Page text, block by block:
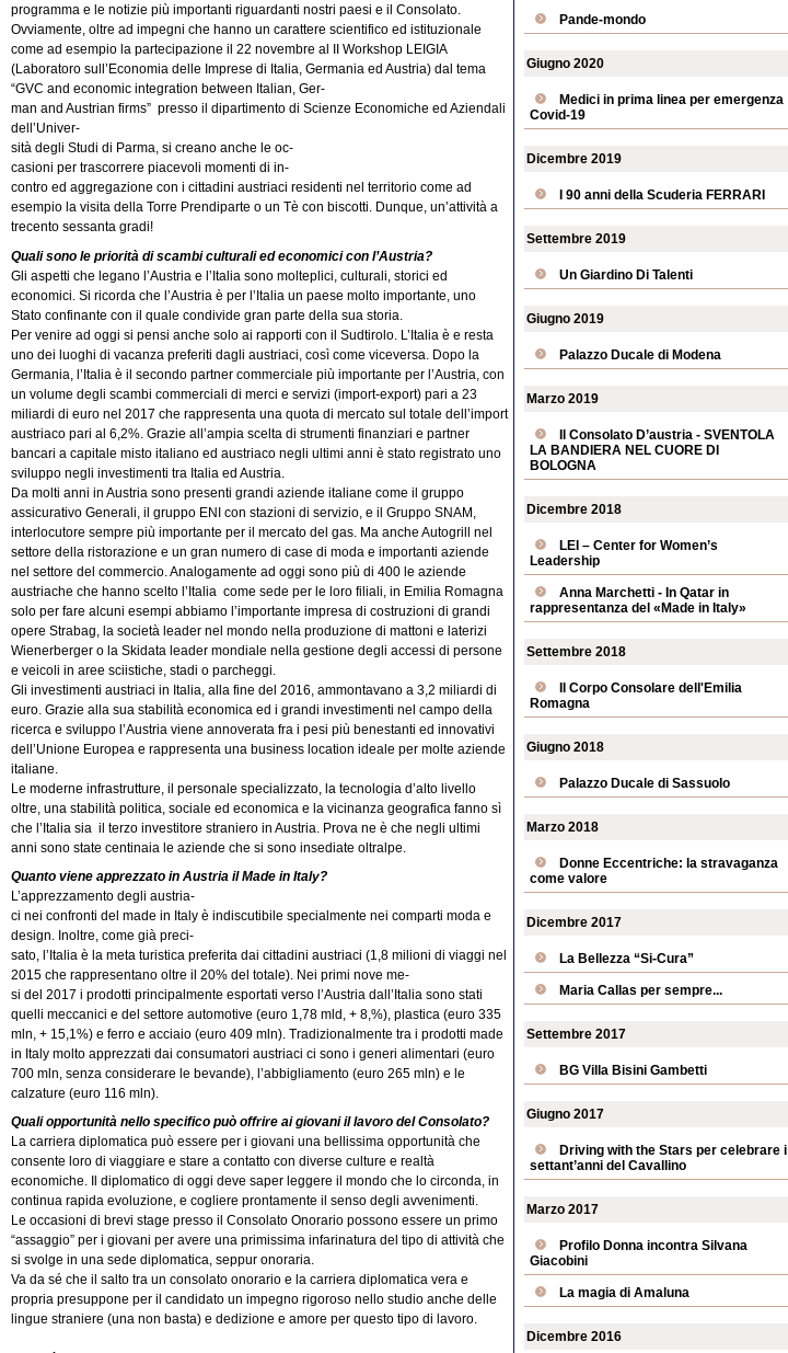
programma e le notizie più importanti riguardanti nostri paesi e il Consolato.
Ovviamente, oltre ad impegni che hanno un carattere scientifico ed istituzionale
come ad esempio la partecipazione il 22 novembre al II Workshop LEIGIA
(Laboratoro sull’Economia delle Imprese di Italia, Germania ed Austria) dal tema
“GVC and economic integration between Italian, Ger-
man and Austrian firms” presso il dipartimento di Scienze Economiche ed Aziendali
dell’Univer-
sità degli Studi di Parma, si creano anche le oc-
casioni per trascorrere piacevoli momenti di in-
contro ed aggregazione con i cittadini austriaci residenti nel territorio come ad
esempio la visita della Torre Prendiparte o un Tè con biscotti. Dunque, un’attività a
trecento sessanta gradi!
Quali sono le priorità di scambi culturali ed economici con l’Austria?
Gli aspetti che legano l’Austria e l’Italia sono molteplici, culturali, storici ed
economici. Si ricorda che l’Austria è per l’Italia un paese molto importante, uno
Stato confinante con il quale condivide gran parte della sua storia.
Per venire ad oggi si pensi anche solo ai rapporti con il Sudtirolo. L’Italia è e resta
uno dei luoghi di vacanza preferiti dagli austriaci, così come viceversa. Dopo la
Germania, l’Italia è il secondo partner commerciale più importante per l’Austria, con
un volume degli scambi commerciali di merci e servizi (import-export) pari a 23
miliardi di euro nel 2017 che rappresenta una quota di mercato sul totale dell’import
austriaco pari al 6,2%. Grazie all’ampia scelta di strumenti finanziari e partner
bancari a capitale misto italiano ed austriaco negli ultimi anni è stato registrato uno
sviluppo negli investimenti tra Italia ed Austria.
Da molti anni in Austria sono presenti grandi aziende italiane come il gruppo
assicurativo Generali, il gruppo ENI con stazioni di servizio, e il Gruppo SNAM,
interlocutore sempre più importante per il mercato del gas. Ma anche Autogrill nel
settore della ristorazione e un gran numero di case di moda e importanti aziende
nel settore del commercio. Analogamente ad oggi sono più di 400 le aziende
austriache che hanno scelto l’Italia come sede per le loro filiali, in Emilia Romagna
solo per fare alcuni esempi abbiamo l’importante impresa di costruzioni di grandi
opere Strabag, la società leader nel mondo nella produzione di mattoni e laterizi
Wienerberger o la Skidata leader mondiale nella gestione degli accessi di persone
e veicoli in aree sciistiche, stadi o parcheggi.
Gli investimenti austriaci in Italia, alla fine del 2016, ammontavano a 3,2 miliardi di
euro. Grazie alla sua stabilità economica ed i grandi investimenti nel campo della
ricerca e sviluppo l’Austria viene annoverata fra i pesi più benestanti ed innovativi
dell’Unione Europea e rappresenta una business location ideale per molte aziende
italiane.
Le moderne infrastrutture, il personale specializzato, la tecnologia d’alto livello
oltre, una stabilità politica, sociale ed economica e la vicinanza geografica fanno sì
che l’Italia sia il terzo investitore straniero in Austria. Prova ne è che negli ultimi
anni sono state centinaia le aziende che si sono insediate oltralpe.
Quanto viene apprezzato in Austria il Made in Italy?
L’apprezzamento degli austria-
ci nei confronti del made in Italy è indiscutibile specialmente nei comparti moda e
design. Inoltre, come già preci-
sato, l’Italia è la meta turistica preferita dai cittadini austriaci (1,8 milioni di viaggi nel
2015 che rappresentano oltre il 20% del totale). Nei primi nove me-
si del 2017 i prodotti principalmente esportati verso l’Austria dall’Italia sono stati
quelli meccanici e del settore automotive (euro 1,78 mld, + 8,%), plastica (euro 335
mln, + 15,1%) e ferro e acciaio (euro 409 mln). Tradizionalmente tra i prodotti made
in Italy molto apprezzati dai consumatori austriaci ci sono i generi alimentari (euro
700 mln, senza considerare le bevande), l’abbigliamento (euro 265 mln) e le
calzature (euro 116 mln).
Quali opportunità nello specifico può offrire ai giovani il lavoro del Consolato?
La carriera diplomatica può essere per i giovani una bellissima opportunità che
consente loro di viaggiare e stare a contatto con diverse culture e realtà
economiche. Il diplomatico di oggi deve saper leggere il mondo che lo circonda, in
continua rapida evoluzione, e cogliere prontamente il senso degli avvenimenti.
Le occasioni di brevi stage presso il Consolato Onorario possono essere un primo
“assaggio” per i giovani per avere una primissima infarinatura del tipo di attività che
si svolge in una sede diplomatica, seppur onoraria.
Va da sé che il salto tra un consolato onorario e la carriera diplomatica vera e
propria presuppone per il candidato un impegno rigoroso nello studio anche delle
lingue straniere (una non basta) e dedizione e amore per questo tipo di lavoro.
Pande-mondo
Giugno 2020
Medici in prima linea per emergenza
Covid-19
Dicembre 2019
I 90 anni della Scuderia FERRARI
Settembre 2019
Un Giardino Di Talenti
Giugno 2019
Palazzo Ducale di Modena
Marzo 2019
Il Consolato D’austria - SVENTOLA
LA BANDIERA NEL CUORE DI
BOLOGNA
Dicembre 2018
LEI – Center for Women’s
Leadership
Anna Marchetti - In Qatar in
rappresentanza del «Made in Italy»
Settembre 2018
Il Corpo Consolare dell'Emilia
Romagna
Giugno 2018
Palazzo Ducale di Sassuolo
Marzo 2018
Donne Eccentriche: la stravaganza
come valore
Dicembre 2017
La Bellezza “Si-Cura”
Maria Callas per sempre...
Settembre 2017
BG Villa Bisini Gambetti
Giugno 2017
Driving with the Stars per celebrare i
settant’anni del Cavallino
Marzo 2017
Profilo Donna incontra Silvana
Giacobini
La magia di Amaluna
Dicembre 2016